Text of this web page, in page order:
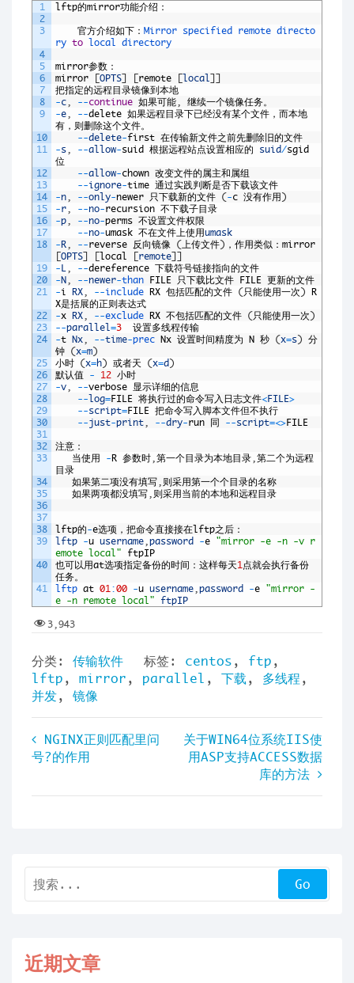
1
2
3
4
5
6
7
8
9
10
11
12
13
14
15
16
17
18
19
20
21
22
23
24
25
26
27
28
29
30
31
32
33
34
35
36
37
38
39
40
41
lftp的mirror功能介绍：
官方介绍如下： Mirror specified remote directo
ry to local directory
mirror参数：
mirror
[OPTS] [remote [local] ]
把指定的远程目录镜像到本地
-c, --continue 如果可能, 继续一个镜像任务。
-e, --delete 如果远程目录下已经没有某个文件，而本地
有，则删除这个文件。
--delete-first 在传输新文件之前先删除旧的文件
-s, --allow-suid 根据远程站点设置相应的 suid/sgid
位
--allow-chown 改变文件的属主和属组
--ignore-time 通过实践判断是否下载该文件
-n, --only-newer 只下载新的文件 (-c 没有作用)
-r, --no-recursion 不下载子目录
-p, --no-perms 不设置文件权限
--no-umask 不在文件上使用umask
-R, --reverse 反向镜像 (上传文件) ，作用类似： mirror
[OPTS] [local [remote] ]
-L, --dereference 下载符号链接指向的文件
-N, --newer-than FILE 只下载比文件 FILE 更新的文件
-i RX, --include RX 包括匹配的文件 (只能使用一次) R
X是括展的正则表达式
-x RX, --exclude RX 不包括匹配的文件 (只能使用一次)
--parallel=3
设置多线程传输
-t Nx, --time-prec Nx 设置时间精度为 N 秒 (x=s) 分
钟 (x=m)
小时 (x=h) 或者天 (x=d)
默认值 - 12 小时
-v, --verbose 显示详细的信息
--log=FILE 将执行过的命令写入日志文件<FILE>
--script=FILE 把命令写入脚本文件但不执行
--just-print, --dry-run 同 --script=<>FILE
注意：
当使用 -R 参数时,第一个目录为本地目录,第二个为远程
目录
如果第二项没有填写, 则采用第一个个目录的名称
如果两项都没填写, 则采用当前的本地和远程目录
lftp的-e选项，把命令直接接在lftp之后：
lftp -u username,password -e "mirror -e -n -v r
emote local" ftpIP
也可以用at选项指定备份的时间：这样每天1点就会执行备份
任务。
lftp at 01:00 -u username,password -e "mirror -
e -n remote local" ftpIP
3,943
分类: 传输软件 标签: centos , ftp ,
lftp , mirror , parallel , 下载, 多线程 ,
并发, 镜像
文
章
导
NGINX正则匹配里问
号?的作用
关于WIN64位系统IIS使
用ASP支持ACCESS数据
库的方法
近期文章